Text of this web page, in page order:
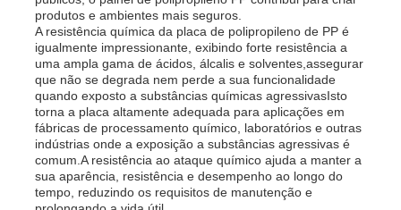
Pedir um orçamento
Placa plástica dos PP
Conselho de Publicidade do PP
produtos e ambientes mais seguros.
A resistência química da placa de polipropileno de PP é
igualmente impressionante, exibindo forte resistência a
uma ampla gama de ácidos, álcalis e solventes,assegurar
que não se degrada nem perde a sua funcionalidade
quando exposto a substâncias químicas agressivasIsto
torna a placa altamente adequada para aplicações em
fábricas de processamento químico, laboratórios e outras
indústrias onde a exposição a substâncias agressivas é
comum.A resistência ao ataque químico ajuda a manter a
sua aparência, resistência e desempenho ao longo do
tempo, reduzindo os requisitos de manutenção e